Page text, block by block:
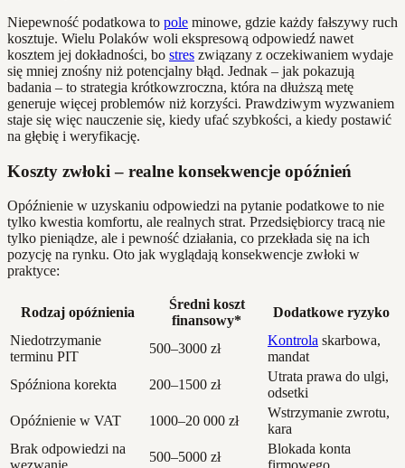
Niepewność podatkowa to pole minowe, gdzie każdy fałszywy ruch
kosztuje. Wielu Polaków woli ekspresową odpowiedź nawet
kosztem jej dokładności, bo stres związany z oczekiwaniem wydaje
się mniej znośny niż potencjalny błąd. Jednak – jak pokazują
badania – to strategia krótkowzroczna, która na dłuższą metę
generuje więcej problemów niż korzyści. Prawdziwym wyzwaniem
staje się więc nauczenie się, kiedy ufać szybkości, a kiedy postawić
na głębię i weryfikację.
Koszty zwłoki – realne konsekwencje opóźnień
Opóźnienie w uzyskaniu odpowiedzi na pytanie podatkowe to nie
tylko kwestia komfortu, ale realnych strat. Przedsiębiorcy tracą nie
tylko pieniądze, ale i pewność działania, co przekłada się na ich
pozycję na rynku. Oto jak wyglądają konsekwencje zwłoki w
praktyce:
Rodzaj opóźnienia
Średni koszt
finansowy*
Dodatkowe ryzyko
Niedotrzymanie
terminu PIT
500–3000 zł
Kontrola skarbowa,
mandat
Spóźniona korekta
200–1500 zł
Utrata prawa do ulgi,
odsetki
Opóźnienie w VAT
1000–20 000 zł
Wstrzymanie zwrotu,
kara
Brak odpowiedzi na
500–5000 zł
Blokada konta